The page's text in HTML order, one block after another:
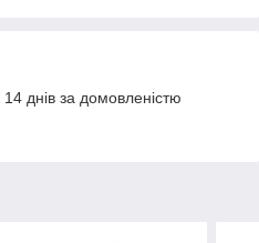
днів за домовленістю